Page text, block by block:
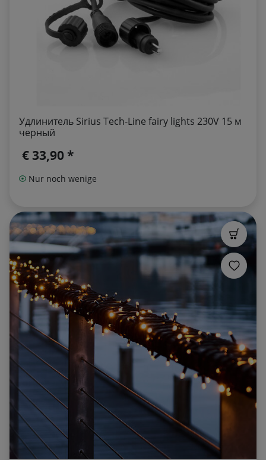
Удлинитель Sirius Tech-Line fairy lights 230V 15 м
черный
€ 33,90 *
Nur noch wenige